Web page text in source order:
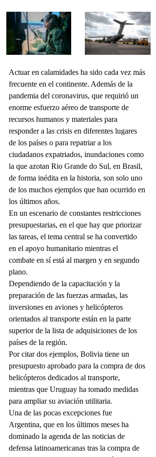
Actuar en calamidades ha sido cada vez más
frecuente en el continente. Además de la
pandemia del coronavirus, que requirió un
enorme esfuerzo aéreo de transporte de
recursos humanos y materiales para
responder a las crisis en diferentes lugares
de los países o para repatriar a los
ciudadanos expatriados, inundaciones como
la que azotan Rio Grande do Sul, en Brasil,
de forma inédita en la historia, son solo uno
de los muchos ejemplos que han ocurrido en
los últimos años.
En un escenario de constantes restricciones
presupuestarias, en el que hay que priorizar
las tareas, el tema central se ha convertido
en el apoyo humanitario mientras el
combate en sí está al margen y en segundo
plano.
Dependiendo de la capacitación y la
preparación de las fuerzas armadas, las
inversiones en aviones y helicópteros
orientados al transporte están en la parte
superior de la lista de adquisiciones de los
países de la región.
Por citar dos ejemplos, Bolivia tiene un
presupuesto aprobado para la compra de dos
helicópteros dedicados al transporte,
mientras que Uruguay ha tomado medidas
para ampliar su aviación utilitaria.
Una de las pocas excepciones fue
Argentina, que en los últimos meses ha
dominado la agenda de las noticias de
defensa latinoamericanas tras la compra de